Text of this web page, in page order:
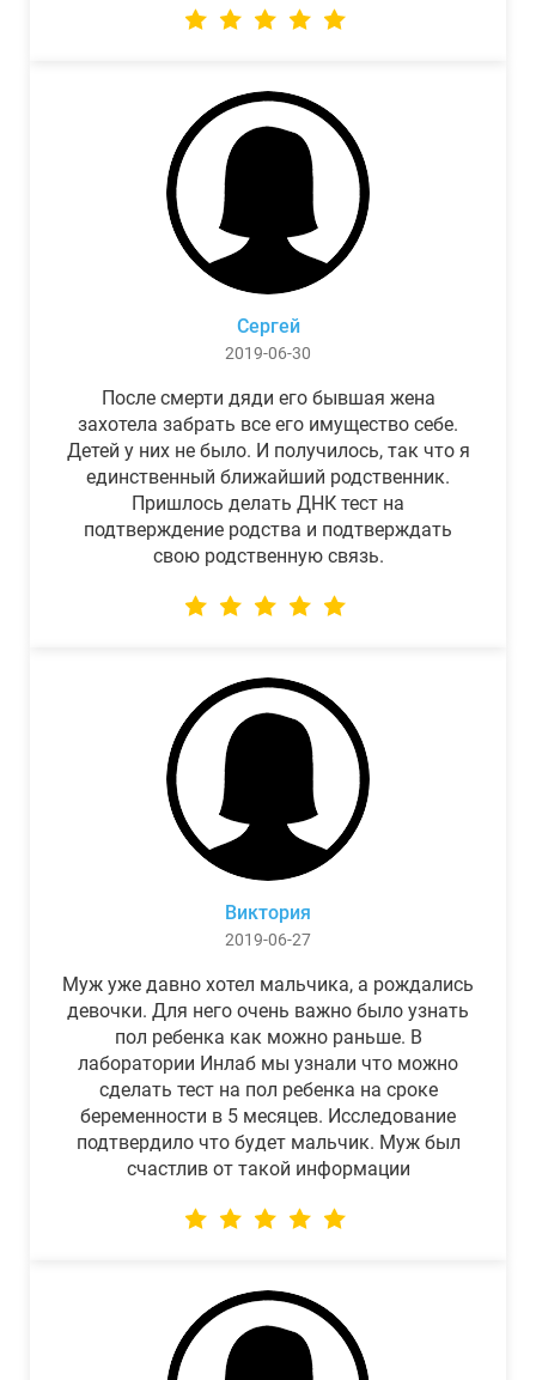
Сергей
2019-06-30
После смерти дяди его бывшая жена
захотела забрать все его имущество себе.
Детей у них не было. И получилось, так что я
единственный ближайший родственник.
Пришлось делать ДНК тест на
подтверждение родства и подтверждать
свою родственную связь.
Виктория
2019-06-27
Муж уже давно хотел мальчика, а рождались
девочки. Для него очень важно было узнать
пол ребенка как можно раньше. В
лаборатории Инлаб мы узнали что можно
сделать тест на пол ребенка на сроке
беременности в 5 месяцев. Исследование
подтвердило что будет мальчик. Муж был
счастлив от такой информации